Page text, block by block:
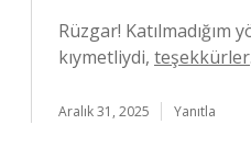
Rüzgar! Katılmadığım
kıymetliydi, teşekkürler.
Aralık 31, 2025 Yanıtla